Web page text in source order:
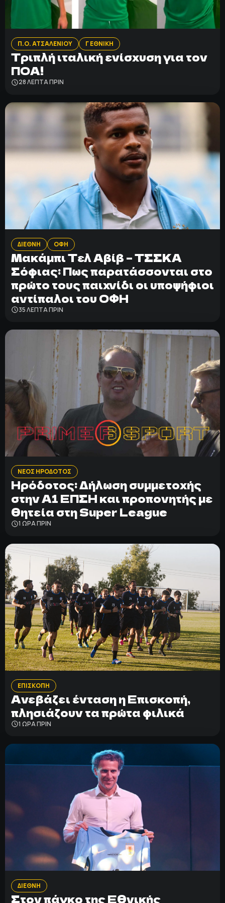
ΠΟΛΙΤΙΚΗ ΑΠΟΡΡΗΤΟΥ
© 2022-2025 PRIMESPORT.GR
Π.Ο. ΑΤΣΑΛΕΝΙΟΥ Γ ΕΘΝΙΚΗ
Τριπλή ιταλική ενίσχυση για τον
ΠΟΑ!
28 ΛΕΠΤΑ ΠΡΙΝ
ΔΙΕΘΝΗ ΟΦΗ
Μακάμπι Τελ Αβίβ – ΤΣΣΚΑ
Σόφιας: Πως παρατάσσονται στο
πρώτο τους παιχνίδι οι υποψήφιοι
αντίπαλοι του ΟΦΗ
35 ΛΕΠΤΑ ΠΡΙΝ
ΝΕΟΣ ΗΡΟΔΟΤΟΣ
Ηρόδοτος: Δήλωση συμμετοχής
στην Α1 ΕΠΣΗ και προπονητής με
θητεία στη Super League
1 ΩΡΑ ΠΡΙΝ
ΕΠΙΣΚΟΠΗ
Ανεβάζει ένταση η Επισκοπή,
πλησιάζουν τα πρώτα φιλικά
1 ΩΡΑ ΠΡΙΝ
ΔΙΕΘΝΗ
Στον πάγκο της Εθνικής